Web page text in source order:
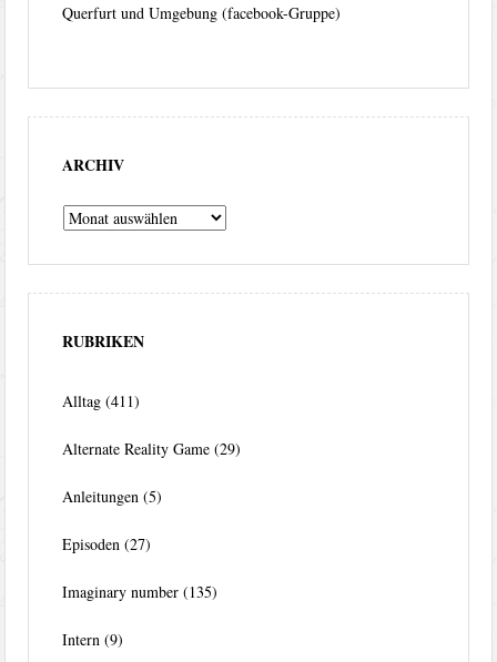
Querfurt und Umgebung (facebook-Gruppe)
ARCHIV
Archiv
RUBRIKEN
Alltag (411)
Alternate Reality Game (29)
Anleitungen (5)
Episoden (27)
Imaginary number (135)
Intern (9)